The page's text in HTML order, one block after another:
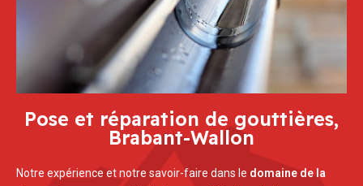
Pose et réparation de gouttières,
Brabant-Wallon
Notre expérience et notre savoir-faire dans le domaine de la